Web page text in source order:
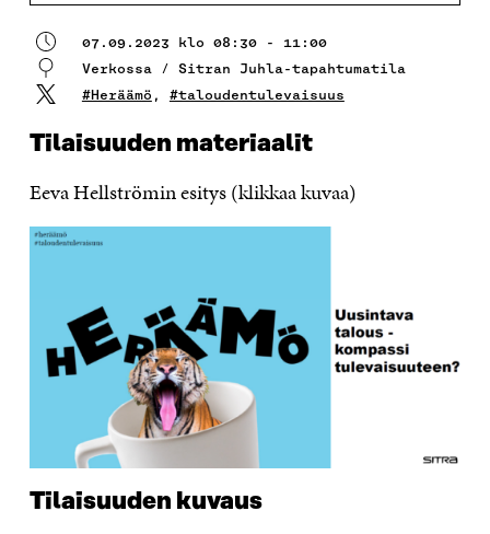
07.09.2023 klo 08:30 - 11:00
Verkossa / Sitran Juhla-tapahtumatila
#Heräämö , #taloudentulevaisuus
Tilaisuuden materiaalit
Eeva Hellströmin esitys (klikkaa kuvaa)
Tilaisuuden kuvaus